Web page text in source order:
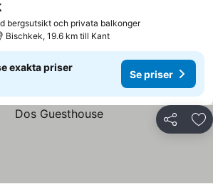
bergsutsikt och privata balkongerSe priser
Se priser
Bischkek, 19.6 km till Kant
exakta priser
Se priser
Dela